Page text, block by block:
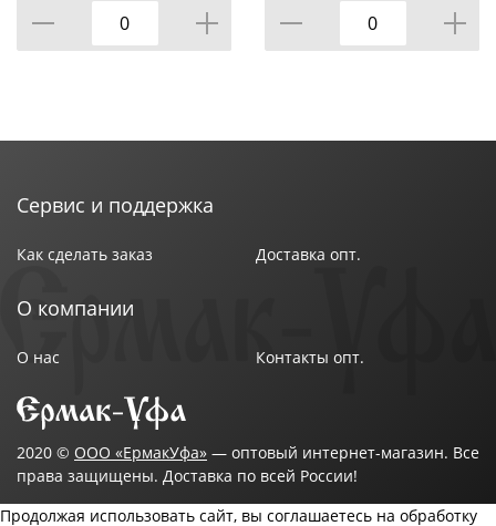
Сервис и поддержка
Как сделать заказ Доставка опт.
О компании
О нас Контакты опт.
2020 © ООО «ЕрмакУфа» — оптовый интернет-магазин. Все
права защищены. Доставка по всей России!
Продолжая использовать сайт, вы соглашаетесь на обработку